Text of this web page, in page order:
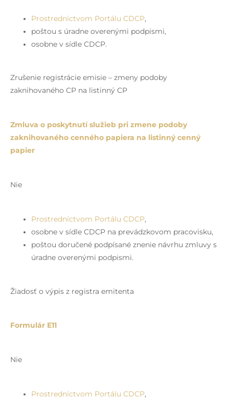
Prostredníctvom Portálu CDCP,
poštou s úradne overenými podpismi,
osobne v sídle CDCP.
Zrušenie registrácie emisie – zmeny podoby
zaknihovaného CP na listinný CP
Zmluva o poskytnutí služieb pri zmene podoby
zaknihovaného cenného papiera na listinný cenný
papier
Nie
Prostredníctvom Portálu CDCP,
osobne v sídle CDCP na prevádzkovom pracovisku,
poštou doručené podpísané znenie návrhu zmluvy s
úradne overenými podpismi.
Žiadosť o výpis z registra emitenta
Formulár E11
Nie
Prostredníctvom Portálu CDCP,